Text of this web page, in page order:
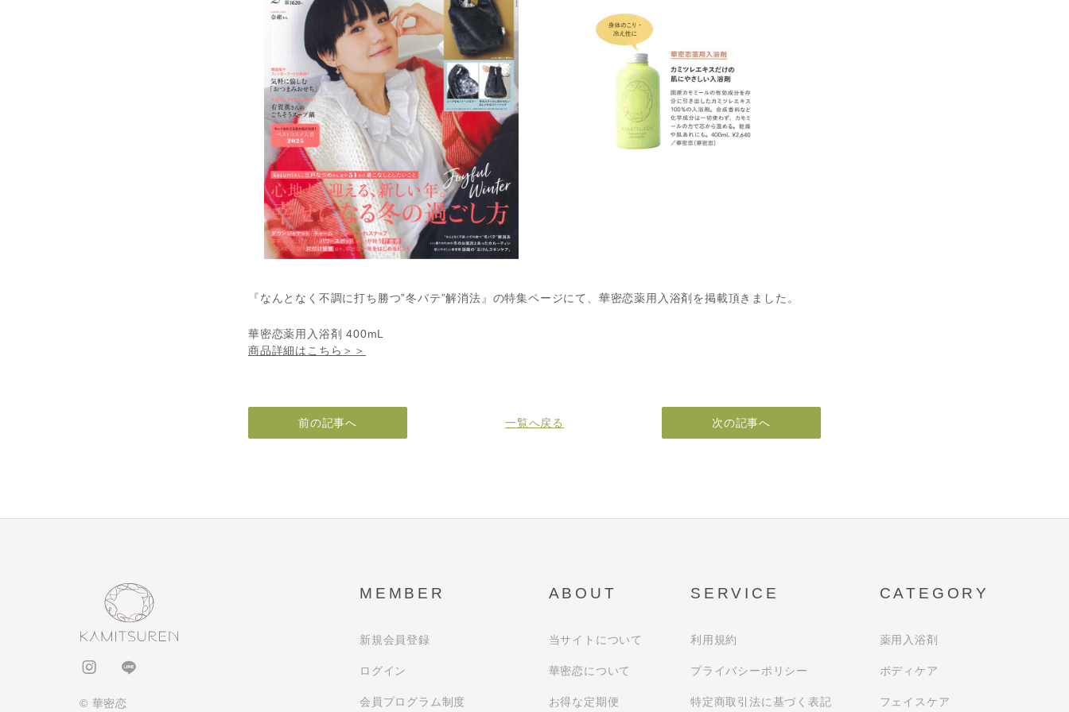
『なんとなく不調に打ち勝つ”冬バテ”解消法』の特集ページにて、華密恋薬用入浴剤を掲載頂きました。
華密恋薬用入浴剤 400mL
商品詳細はこちら＞＞
前の記事へ 一覧へ戻る 次の記事へ
© 華密恋
MEMBER
新規会員登録
ログイン
会員プログラム制度
ABOUT
当サイトについて
華密恋について
お得な定期便
SERVICE
利用規約
プライバシーポリシー
特定商取引法に基づく表記
CATEGORY
薬用入浴剤
ボディケア
フェイスケア